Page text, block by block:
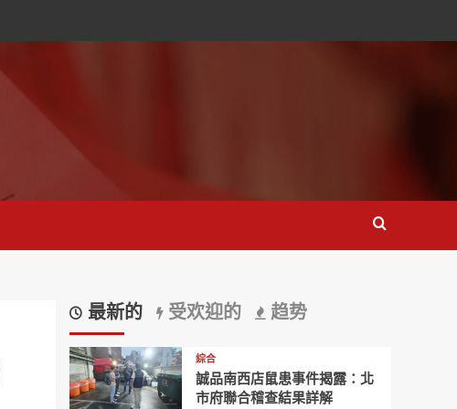
最新的 受欢迎的 趋势
綜合
誠品南西店鼠患事件揭露：北
市府聯合稽查結果詳解